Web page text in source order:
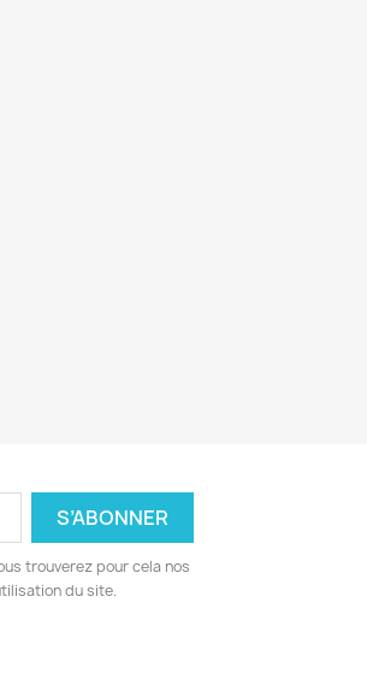
trouverez pour cela nos
du site.